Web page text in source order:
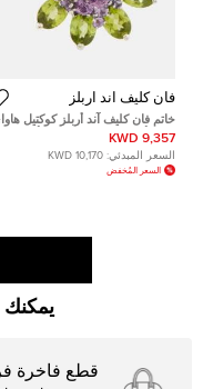
فان كليف آند اربلز
خاتم فان كليف آند أربلز كوكتيل
مقاس 50
9,357 KWD
السعر المبدئي: 10,170 KWD
السعر المُخفض
يمكنك
قطع فاخرة